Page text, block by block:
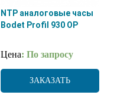
NTP аналоговые часы
Bodet Profil 930 OP
Цена: По запросу
ЗАКАЗАТЬ